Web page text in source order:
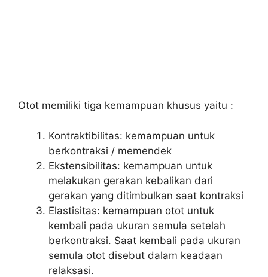
Otot memiliki tiga kemampuan khusus yaitu :
Kontraktibilitas: kemampuan untuk
berkontraksi / memendek
Ekstensibilitas: kemampuan untuk
melakukan gerakan kebalikan dari
gerakan yang ditimbulkan saat kontraksi
Elastisitas: kemampuan otot untuk
kembali pada ukuran semula setelah
berkontraksi. Saat kembali pada ukuran
semula otot disebut dalam keadaan
relaksasi.